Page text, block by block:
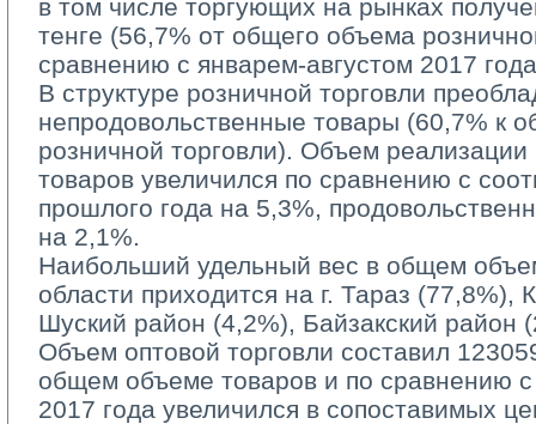
в том числе торгующих на рынках
тенге (56,7% от общего объема
сравнению с январем-августом 2017
В структуре розничной торговли
непродовольственные товары (60,7% к
розничной торговли). Объем
товаров увеличился по сравнению с
прошлого года на 5,3%,
на 2,1%.
Наибольший удельный вес в общем
области приходится на г. Тараз (77,8%),
Шуский район (4,2%), Байзакский район
Объем оптовой торговли составил
общем объеме товаров и по сравнению
2017 года увеличился в сопоставимых